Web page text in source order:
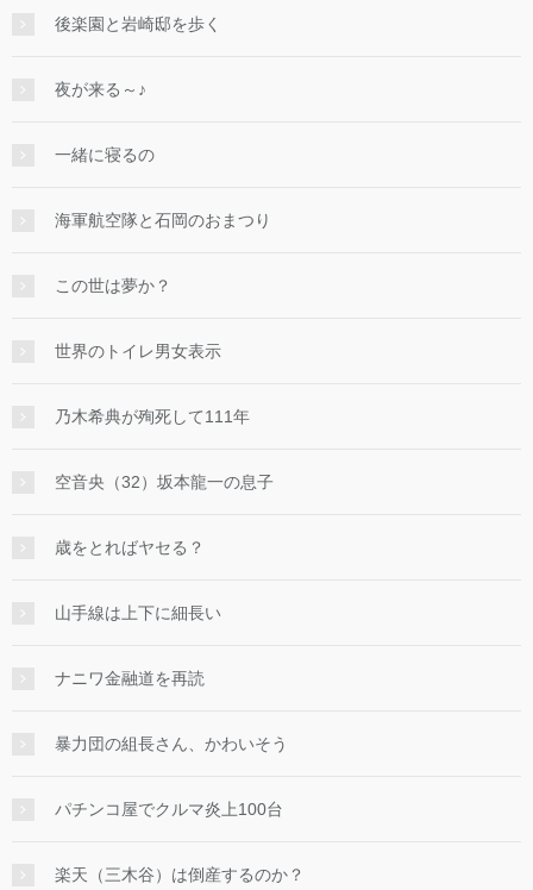
後楽園と岩崎邸を歩く
夜が来る～♪
一緒に寝るの
海軍航空隊と石岡のおまつり
この世は夢か？
世界のトイレ男女表示
乃木希典が殉死して111年
空音央（32）坂本龍一の息子
歳をとればヤセる？
山手線は上下に細長い
ナニワ金融道を再読
暴力団の組長さん、かわいそう
パチンコ屋でクルマ炎上100台
楽天（三木谷）は倒産するのか？